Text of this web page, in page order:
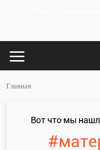
Главная
Вот что мы